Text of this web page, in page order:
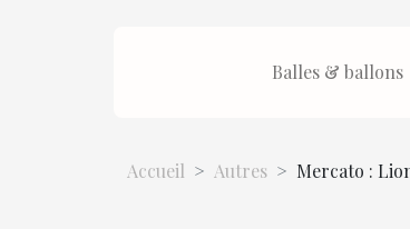
Balles & ballons
Accueil Autres Mercato :